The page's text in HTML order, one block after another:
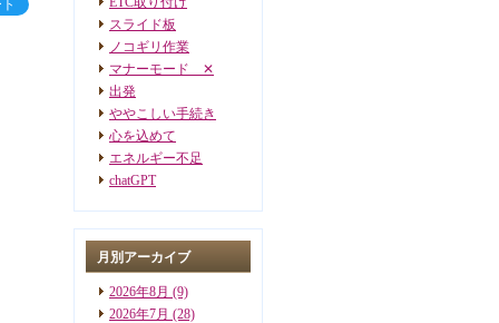
スライド板
ノコギリ作業
マナーモード ✕
出発
ややこしい手続き
心を込めて
エネルギー不足
chatGPT
月別アーカイブ
2026年8月 (9)
2026年7月 (28)